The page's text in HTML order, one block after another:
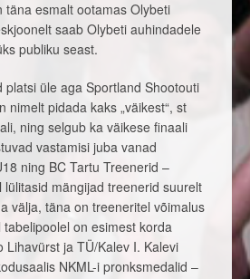
täna esmalt ootamas Olybeti
saab Olybeti auhindadele
publiku seast.
platsi üle aga Sportland Shootouti
nimelt pidada kaks „väikest“, st
ning selgub ka väikese finaali
vastamisi juba vanad
ning BC Tartu Treenerid –
lülitasid mängijad treenerid suurelt
välja, täna on treeneritel võimalus
on esimest korda
Lihavürst ja TÜ/Kalev I. Kalevi
NKML-i pronksmedalid –